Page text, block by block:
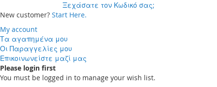
Ξεχάσατε τον Κωδικό σας;
New customer? Start Here.
My account
Τα αγαπημένα μου
Οι Παραγγελίες μου
Επικοινωνείστε μαζί μας
Please login first
You must be logged in to manage your wish list.